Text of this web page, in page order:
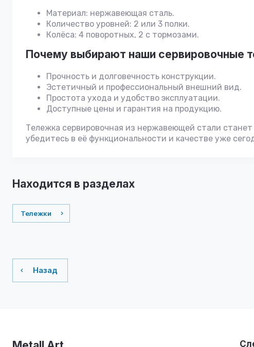
Материал: нержавеющая сталь.
Количество уровней: 2 или 3 полки.
Колёса: 4 поворотных, 2 с тормозами.
Почему выбирают наши сервировочные
Прочность и долговечность конструкции.
Эстетичный и профессиональный внешний вид.
Простота ухода и удобство эксплуатации.
Доступные цены и гарантия на продукцию.
Тележка сервировочная из нержавеющей стали
убедитесь в её функциональности и качестве уже
Находится в разделах
Тележки
Назад